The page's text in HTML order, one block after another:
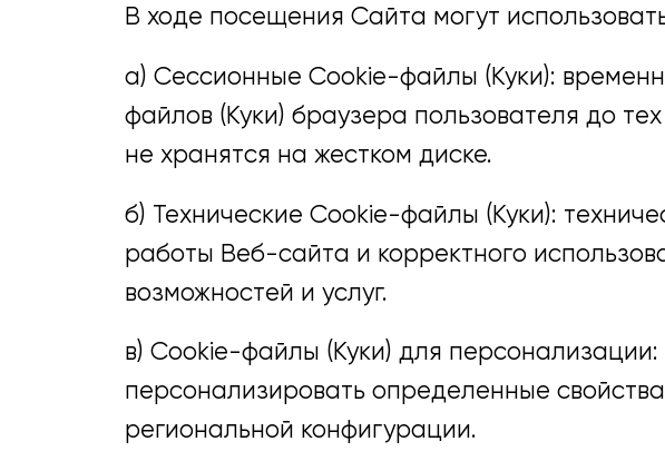
В ходе посещения Сайта могут
а) Сессионные Cookie-файлы (Куки):
файлов (Куки) браузера пользователя до
не хранятся на жестком диске.
б) Технические Cookie-файлы (Куки):
работы Веб-сайта и корректного
возможностей и услуг.
в) Cookie-файлы (Куки) для
персонализировать определенные
региональной конфигурации.